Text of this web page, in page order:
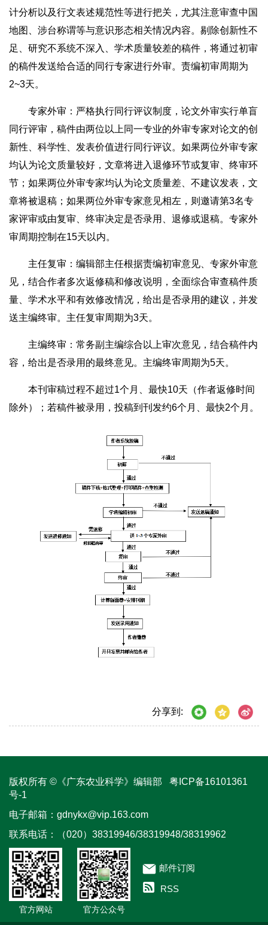
计分析以及行文表述规范性等进行把关，尤其注意审查中国
地图、涉台称谓等与意识形态相关情况内容。剔除创新性不
足、研究不系统不深入、学术质量较差的稿件，将通过初审
的稿件发送给合适的同行专家进行外审。责编初审周期为
2~3天。
专家外审：严格执行同行评议制度，论文外审实行单盲
同行评审，稿件由两位以上同一专业的外审专家对论文的创
新性、科学性、发表价值进行同行评议。如果两位外审专家
均认为论文质量较好，文章将进入退修环节或复审、终审环
节；如果两位外审专家均认为论文质量差、不建议发表，文
章将被退稿；如果两位外审专家意见相左，则邀请第3名专
家评审或由复审、终审决定是否录用、退修或退稿。专家外
审周期控制在15天以内。
主任复审：编辑部主任根据责编初审意见、专家外审意
见，结合作者多次返修稿和修改说明，全面综合审查稿件质
量、学术水平和有效修改情况，给出是否录用的建议，并发
送主编终审。主任复审周期为3天。
主编终审：常务副主编综合以上审次意见，结合稿件内
容，给出是否录用的最终意见。主编终审周期为5天。
本刊审稿过程不超过1个月、最快10天（作者返修时间
除外）；若稿件被录用，投稿到刊发约6个月、最快2个月。
分享到:
版权所有 ©《广东农业科学》编辑部 粤ICP备16101361
号-1
电子邮箱： gdnykx@vip.163.com
联系电话：（020）38319946/38319948/38319962
官方网站 官方公众号
邮件订阅
RSS